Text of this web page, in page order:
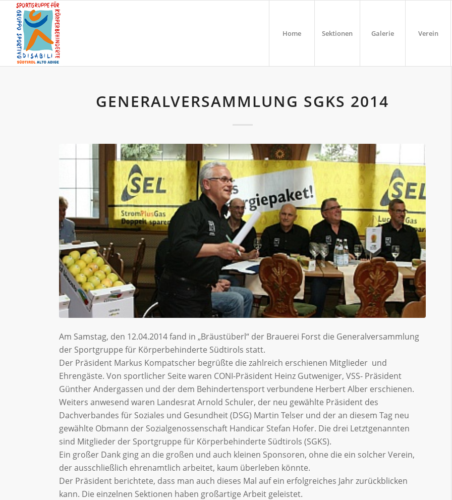
Home Sektionen Galerie Verein
GENERALVERSAMMLUNG SGKS 2014
Am Samstag, den 12.04.2014 fand in „Bräustüberl“ der Brauerei Forst die Generalversammlung
der Sportgruppe für Körperbehinderte Südtirols statt.
Der Präsident Markus Kompatscher begrüßte die zahlreich erschienen Mitglieder und
Ehrengäste. Von sportlicher Seite waren CONI-Präsident Heinz Gutweniger, VSS- Präsident
Günther Andergassen und der dem Behindertensport verbundene Herbert Alber erschienen.
Weiters anwesend waren Landesrat Arnold Schuler, der neu gewählte Präsident des
Dachverbandes für Soziales und Gesundheit (DSG) Martin Telser und der an diesem Tag neu
gewählte Obmann der Sozialgenossenschaft Handicar Stefan Hofer. Die drei Letztgenannten
sind Mitglieder der Sportgruppe für Körperbehinderte Südtirols (SGKS).
Ein großer Dank ging an die großen und auch kleinen Sponsoren, ohne die ein solcher Verein,
der ausschließlich ehrenamtlich arbeitet, kaum überleben könnte.
Der Präsident berichtete, dass man auch dieses Mal auf ein erfolgreiches Jahr zurückblicken
kann. Die einzelnen Sektionen haben großartige Arbeit geleistet.